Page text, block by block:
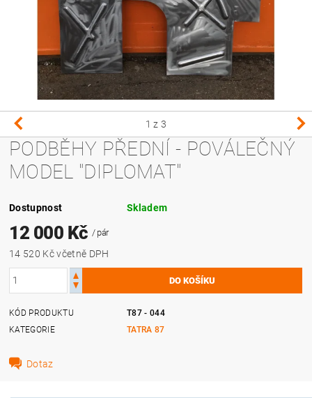
1 z 3
PODBĚHY PŘEDNÍ - POVÁLEČNÝ
MODEL "DIPLOMAT"
Dostupnost Skladem
12 000 Kč/ pár
14 520 Kč včetně DPH
KÓD PRODUKTU
T87 - 044
KATEGORIE
TATRA 87
Dotaz